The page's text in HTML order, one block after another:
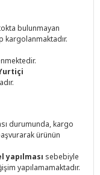
bulunmayan
kargolanmaktadır.
durumunda, kargo
ürünün
yapılması sebebiyle
yapılamamaktadır.